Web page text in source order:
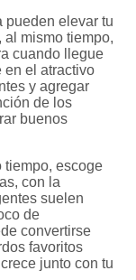
pueden elevar tu
mismo tiempo,
cuando llegue
en el atractivo
y agregar
de los
buenos
tiempo, escoge
con la
suelen
de
convertirse
favoritos
junto con tu